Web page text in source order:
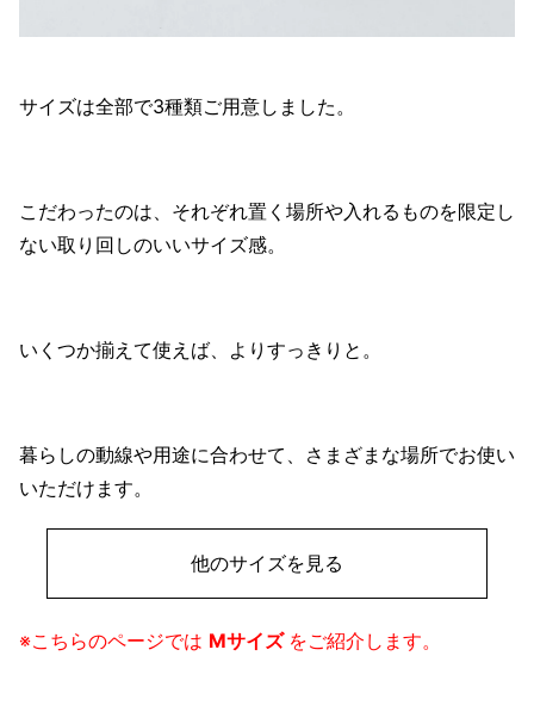
サイズは全部で3種類ご用意しました。
こだわったのは、それぞれ置く場所や入れるものを限定し
ない取り回しのいいサイズ感。
いくつか揃えて使えば、よりすっきりと。
暮らしの動線や用途に合わせて、さまざまな場所でお使い
いただけます。
他のサイズを見る
※こちらのページでは Mサイズ をご紹介します。